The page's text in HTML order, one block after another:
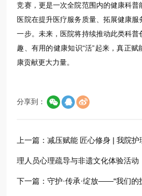
竞赛，更是一次全院范围内的健康科
医院在提升医疗服务质量、拓展健康
一步。未来，医院将持续推动此类科
趣、有用的健康知识“活”起来，真正
康贡献更大力量。
分享到：
上一篇：减压赋能 匠心修身 | 我院
理人员心理疏导与非遗文化体验活动
下一篇：守护·传承·绽放——“我们的